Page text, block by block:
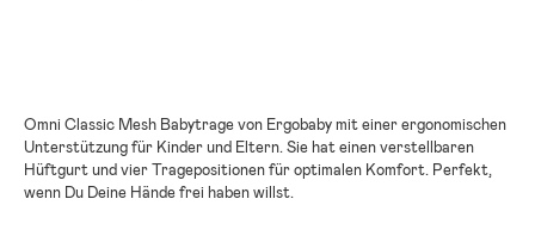
Omni Classic Mesh Babytrage von Ergobaby mit einer ergonomischen
Unterstützung für Kinder und Eltern. Sie hat einen verstellbaren
Hüftgurt und vier Tragepositionen für optimalen Komfort. Perfekt,
wenn Du Deine Hände frei haben willst.